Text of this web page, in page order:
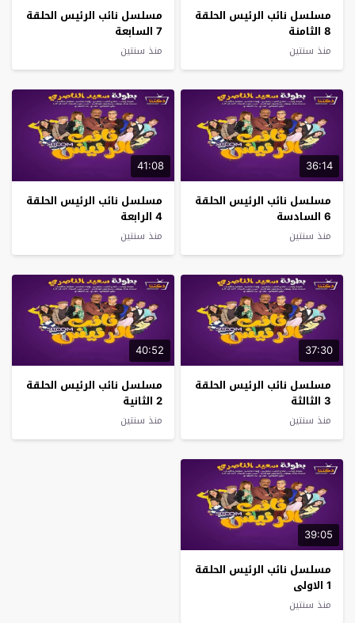
مسلسل نائب الرئيس الحلقة
8 الثامنة
منذ سنتين
مسلسل نائب الرئيس الحلقة
7 السابعة
منذ سنتين
36:14
مسلسل نائب الرئيس الحلقة
6 السادسة
منذ سنتين
41:08
مسلسل نائب الرئيس الحلقة
4 الرابعة
منذ سنتين
37:30
مسلسل نائب الرئيس الحلقة
3 الثالثة
منذ سنتين
40:52
مسلسل نائب الرئيس الحلقة
2 الثانية
منذ سنتين
39:05
مسلسل نائب الرئيس الحلقة
1 الاولى
منذ سنتين